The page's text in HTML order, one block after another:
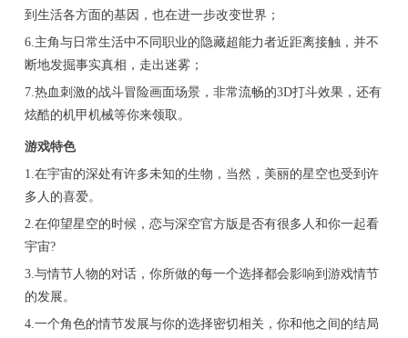
到生活各方面的基因，也在进一步改变世界；
6.主角与日常生活中不同职业的隐藏超能力者近距离接触，并不
断地发掘事实真相，走出迷雾；
7.热血刺激的战斗冒险画面场景，非常流畅的3D打斗效果，还有
炫酷的机甲机械等你来领取。
游戏特色
1.在宇宙的深处有许多未知的生物，当然，美丽的星空也受到许
多人的喜爱。
2.在仰望星空的时候，恋与深空官方版是否有很多人和你一起看
宇宙?
3.与情节人物的对话，你所做的每一个选择都会影响到游戏情节
的发展。
4.一个角色的情节发展与你的选择密切相关，你和他之间的结局